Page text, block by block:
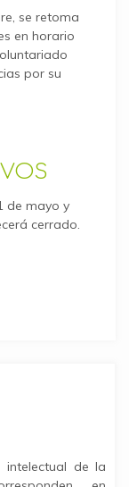
se retoma
en horario
por su
de mayo y
cerrado.
intelectual de la